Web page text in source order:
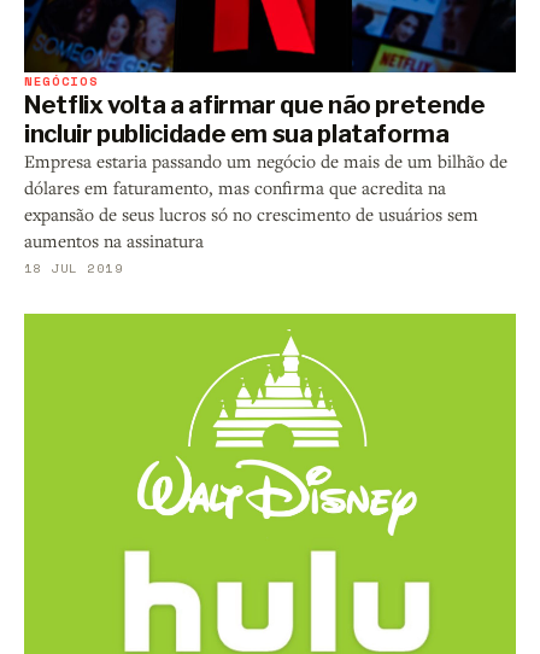
NEGÓCIOS
Netflix volta a afirmar que não pretende
incluir publicidade em sua plataforma
Empresa estaria passando um negócio de mais de um bilhão de
dólares em faturamento, mas confirma que acredita na
expansão de seus lucros só no crescimento de usuários sem
aumentos na assinatura
18 JUL 2019